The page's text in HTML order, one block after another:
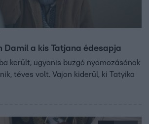
Damil a kis Tatjana édesapja
került, ugyanis buzgó nyomozásának
téves volt. Vajon kiderül, ki Tatyika